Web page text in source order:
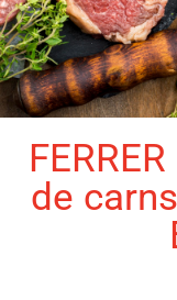
de